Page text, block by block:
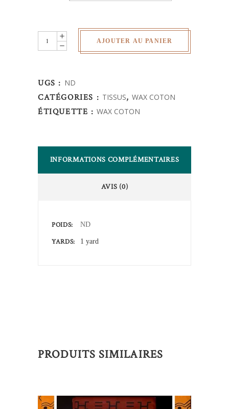
Wax
Africain
Motif
quantity
AJOUTER AU PANIER
UGS : ND
CATÉGORIES : TISSUS,WAX COTON
ÉTIQUETTE :WAX COTON
INFORMATIONS COMPLÉMENTAIRES
AVIS (0)
POIDS ND
YARDS 1 yard
PRODUITS SIMILAIRES